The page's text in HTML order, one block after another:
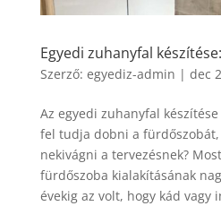
Egyedi zuhanyfal
Szerző: egyediz-admin | dec
Az egyedi zuhanyfal
fel tudja dobni a
nekivágni a tervezésnek?
fürdőszoba kialakításának
évekig az volt, hogy kád vagy